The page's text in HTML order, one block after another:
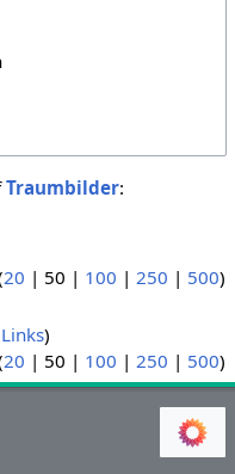
Traumbilder:
20 | 50 | 100 | 250 | 500)
)
20 | 50 | 100 | 250 | 500)